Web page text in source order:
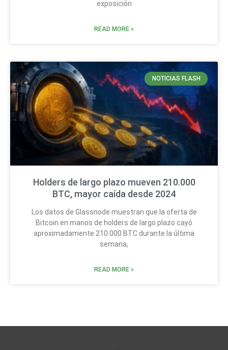
exposición
READ MORE »
NOTICIAS FLASH
Holders de largo plazo mueven 210.000
BTC, mayor caída desde 2024
Los datos de Glassnode muestran que la oferta de
Bitcoin en manos de holders de largo plazo cayó
aproximadamente 210.000 BTC durante la última
semana,
READ MORE »